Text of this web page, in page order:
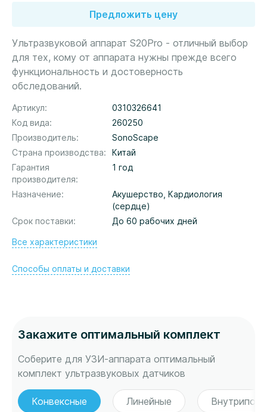
Ультразвуковой аппарат S20Pro - отличный выбор
для тех, кому от аппарата нужны прежде всего
функциональность и достоверность
обследований.
Артикул
0310326641
Код вида
260250
Производитель
SonoScape
Страна производства
Китай
Гарантия
производителя
1 год
Назначение
Акушерство, Кардиология
(сердце)
Срок поставки
До 60 рабочих дней
Все характеристики
Способы оплаты и доставки
Предложить цену
Закажите оптимальный комплект
Соберите для УЗИ-аппарата оптимальный
комплект ультразвуковых датчиков
Конвексные Линейные